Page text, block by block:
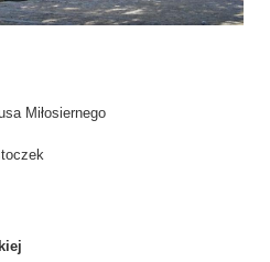
Miłosiernego